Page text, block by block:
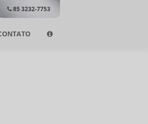
85 3232-7753